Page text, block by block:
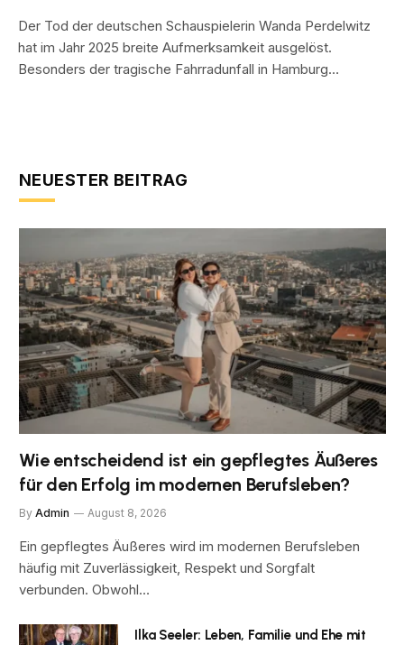
Der Tod der deutschen Schauspielerin Wanda Perdelwitz
hat im Jahr 2025 breite Aufmerksamkeit ausgelöst.
Besonders der tragische Fahrradunfall in Hamburg…
NEUESTER BEITRAG
Wie entscheidend ist ein gepflegtes Äußeres
für den Erfolg im modernen Berufsleben?
By Admin August 8, 2026
Ein gepflegtes Äußeres wird im modernen Berufsleben
häufig mit Zuverlässigkeit, Respekt und Sorgfalt
verbunden. Obwohl…
Ilka Seeler: Leben, Familie und Ehe mit